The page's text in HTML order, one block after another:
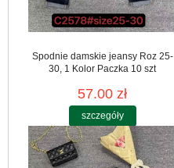
Spodnie damskie jeansy Roz 25-
30, 1 Kolor Paczka 10 szt
57.00 zł
szczegóły